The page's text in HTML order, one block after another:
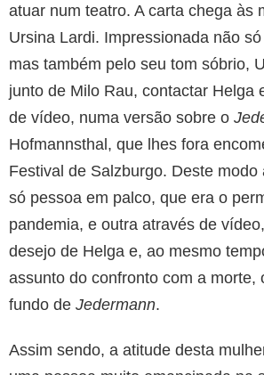
atuar num teatro. A carta chega às
Ursina Lardi. Impressionada não
mas também pelo seu tom sóbrio,
junto de Milo Rau, contactar Helga
de vídeo, numa versão sobre o
Hofmannsthal, que lhes fora
Festival de Salzburgo. Deste modo
só pessoa em palco, que era o
pandemia, e outra através de
desejo de Helga e, ao mesmo
assunto do confronto com a morte,
fundo de Jedermann.
Assim sendo, a atitude desta